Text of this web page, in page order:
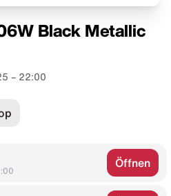
Black Metallic
– 22:00
Öffnen